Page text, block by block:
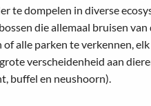
te dompelen in diverse
die allemaal bruisen
alle parken te verkennen,
verscheidenheid aan
buffel en neushoorn).